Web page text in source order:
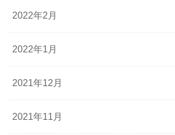
2022年2月
2022年1月
2021年12月
2021年11月